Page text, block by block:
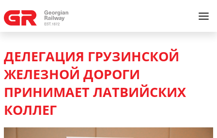
ДЕЛЕГАЦИЯ ГРУЗИНСКОЙ
ЖЕЛЕЗНОЙ ДОРОГИ
ПРИНИМАЕТ ЛАТВИЙСКИХ
КОЛЛЕГ